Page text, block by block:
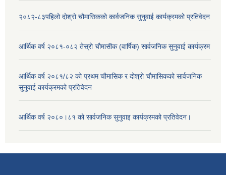
२०८२-८३पहिलो दोश्रो चौमासिकको कार्वजनिक सुनुवाई कार्यक्रमको प्रतिवेदन
आर्थिक वर्ष २०८१-०८२ तेस्रो चौमासीक (वार्षिक) सार्वजनिक सुनुवाई कार्यक्रम
आर्थिक वर्ष २०८१/८२ को प्रथम चौमासिक र दोश्रो चौमासिकको सार्वजनिक
सुनुवाई कार्यक्रमको प्रतिवेदन
आर्थिक वर्ष २०८०।८१ को सार्वजनिक सुनुवाइ कार्यक्रमको प्रतिवेदन।